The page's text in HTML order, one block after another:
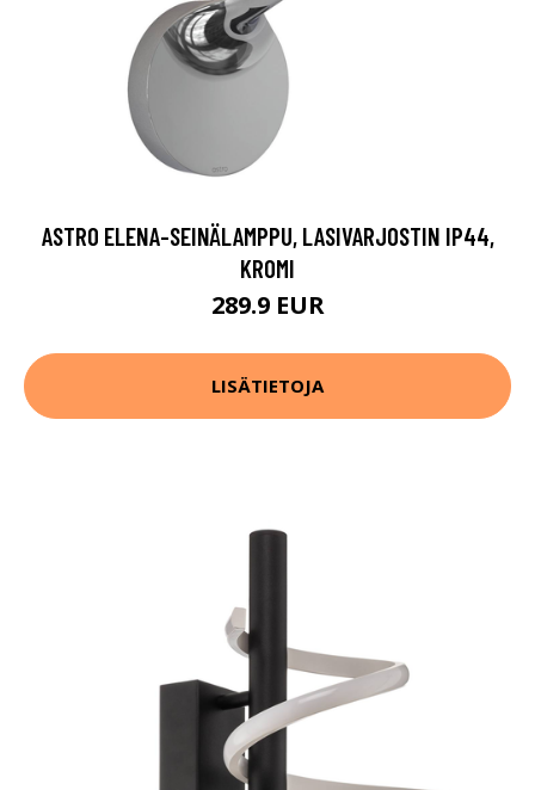
ASTRO ELENA-SEINÄLAMPPU, LASIVARJOSTIN IP44,
KROMI
289.9 EUR
LISÄTIETOJA